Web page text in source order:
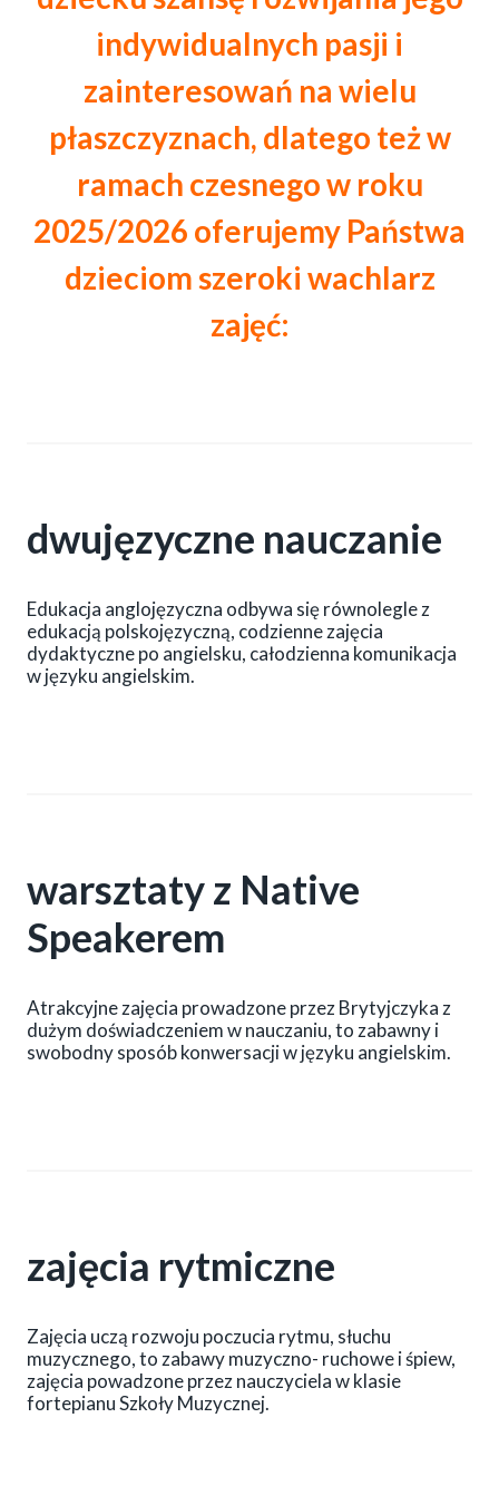
indywidualnych pasji i
zainteresowań na wielu
płaszczyznach, dlatego też w
ramach czesnego w roku
2025/2026 oferujemy Państwa
dzieciom szeroki wachlarz
zajęć:
dwujęzyczne nauczanie
Edukacja anglojęzyczna odbywa się równolegle z
edukacją polskojęzyczną, codzienne zajęcia
dydaktyczne po angielsku, całodzienna komunikacja
w języku angielskim.
warsztaty z Native
Speakerem
Atrakcyjne zajęcia prowadzone przez Brytyjczyka z
dużym doświadczeniem w nauczaniu, to zabawny i
swobodny sposób konwersacji w języku angielskim.
zajęcia rytmiczne
Zajęcia uczą rozwoju poczucia rytmu, słuchu
muzycznego, to zabawy muzyczno- ruchowe i śpiew,
zajęcia powadzone przez nauczyciela w klasie
fortepianu Szkoły Muzycznej.